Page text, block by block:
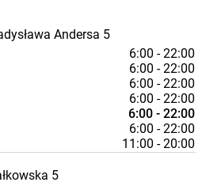
Andersa 5
6:00 - 22:00
6:00 - 22:00
6:00 - 22:00
6:00 - 22:00
6:00 - 22:00
6:00 - 22:00
11:00 - 20:00
5